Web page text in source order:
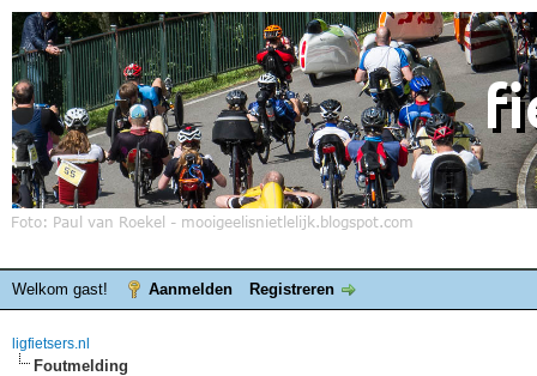
Welkom gast! Aanmelden Registreren
ligfietsers.nl
Foutmelding